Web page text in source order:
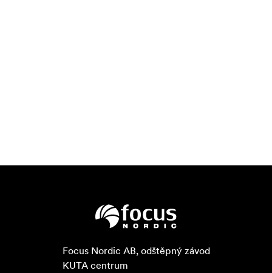
Focus Nordic AB, odštěpný závod
KUTA centrum